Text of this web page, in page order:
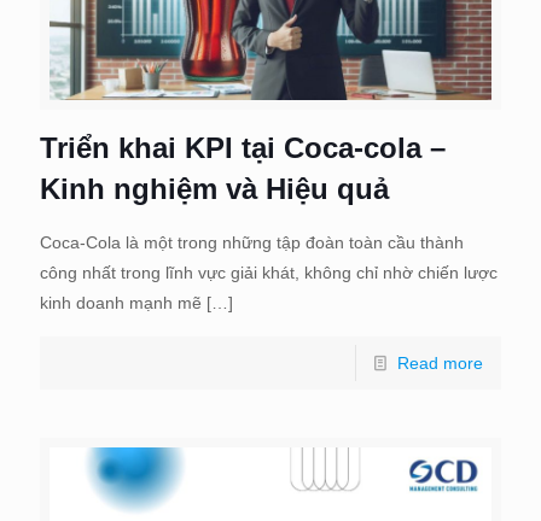
Triển khai KPI tại Coca-cola –
Kinh nghiệm và Hiệu quả
Coca-Cola là một trong những tập đoàn toàn cầu thành
công nhất trong lĩnh vực giải khát, không chỉ nhờ chiến lược
kinh doanh mạnh mẽ […]
Read more